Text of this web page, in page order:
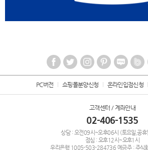
PC버전 쇼핑몰분양신청 온라인입점신청
고객센터 / 계좌안내
02-406-1535
상담 : 오전09시~오후06시 (토요일,공휴
점심 : 오후12시~오후1시
우리은행 1005-503-284736 예금주 : 주식